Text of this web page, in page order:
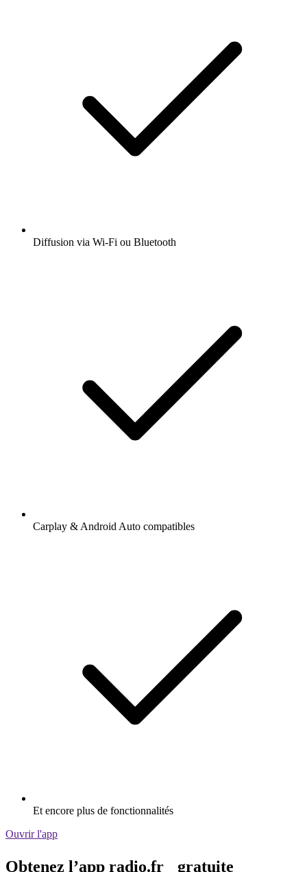
Diffusion via Wi-Fi ou Bluetooth
Carplay & Android Auto compatibles
Et encore plus de fonctionnalités
Ouvrir l'app
Obtenez l’app radio.fr gratuite